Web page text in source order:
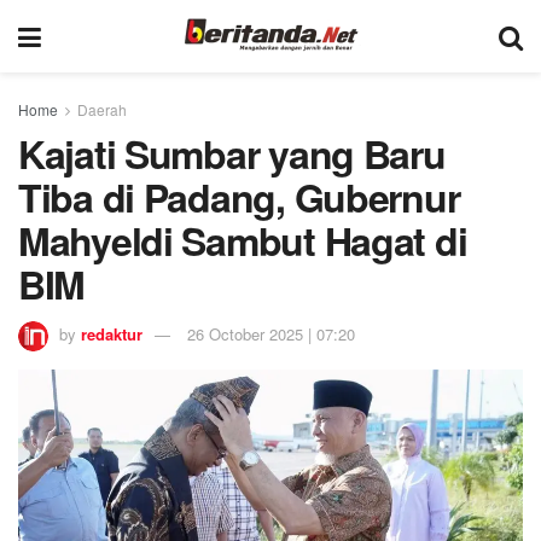
Home Daerah
Kajati Sumbar yang Baru
Tiba di Padang, Gubernur
Mahyeldi Sambut Hagat di
BIM
by redaktur 26 October 2025 | 07:20